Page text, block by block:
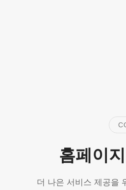
홈페이
더 나은 서비스 제공을